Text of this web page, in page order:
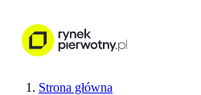
Strona główna